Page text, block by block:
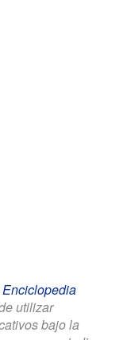
Enciclopedia
utilizar
bajo la